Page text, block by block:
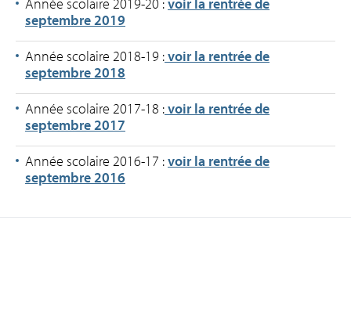
Année scolaire 2019-20 :voir la rentrée de
septembre 2019
Année scolaire 2018-19 :voir la rentrée de
septembre 2018
Année scolaire 2017-18 :voir la rentrée de
septembre 2017
Année scolaire 2016-17 :voir la rentrée de
septembre 2016